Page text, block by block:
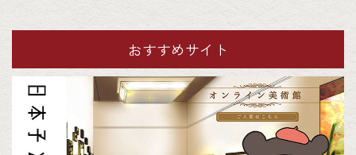
おすすめサイト